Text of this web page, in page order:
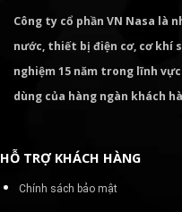
Công ty cổ phần VN Nasa là
nước, thiết bị điện cơ, cơ khí
nghiệm 15 năm trong lĩnh
dùng của hàng ngàn khách
HỖ TRỢ KHÁCH HÀNG
Chính sách bảo mật